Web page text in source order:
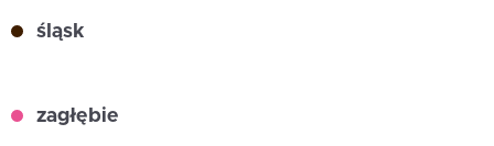
śląsk
zagłębie